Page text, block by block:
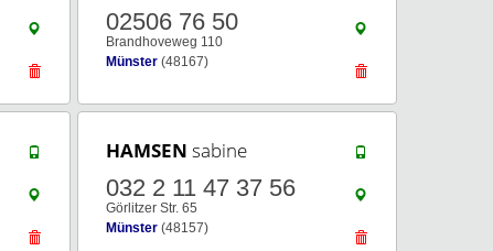
02506 76 50
Brandhoveweg 110
Münster (48167)
HAMSEN sabine
032 2 11 47 37 56
Görlitzer Str. 65
Münster (48157)